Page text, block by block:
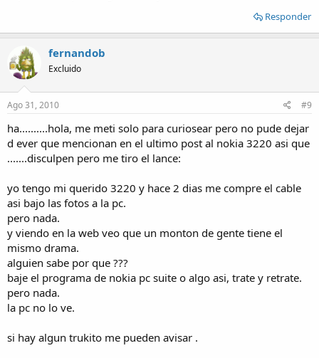
Responder
fernandob
Excluido
Ago 31, 2010 #9
ha..........hola, me meti solo para curiosear pero no pude dejar
d ever que mencionan en el ultimo post al nokia 3220 asi que
.......disculpen pero me tiro el lance:
yo tengo mi querido 3220 y hace 2 dias me compre el cable
asi bajo las fotos a la pc.
pero nada.
y viendo en la web veo que un monton de gente tiene el
mismo drama.
alguien sabe por que ???
baje el programa de nokia pc suite o algo asi, trate y retrate.
pero nada.
la pc no lo ve.
si hay algun trukito me pueden avisar .